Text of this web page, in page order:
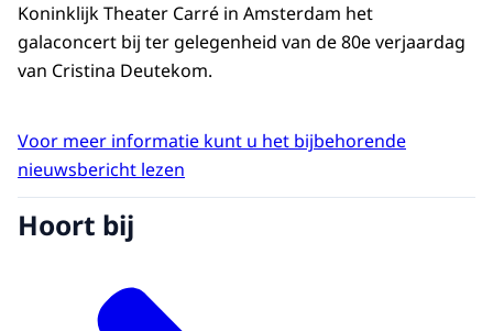
Koninklijk Theater Carré in Amsterdam het
galaconcert bij ter gelegenheid van de 80e verjaardag
van Cristina Deutekom.
Voor meer informatie kunt u het bijbehorende
nieuwsbericht lezen
Hoort bij